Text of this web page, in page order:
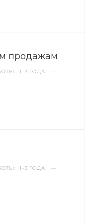
продажам
1–3 ГОДА
—
1–3 ГОДА
—